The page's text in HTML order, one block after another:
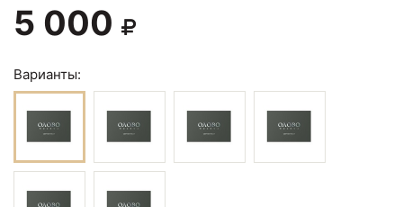
5 000
Варианты: